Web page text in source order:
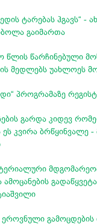
ტარებას ჰგავს“ -
გაიმართა
წლის წარჩინებული
მედლებს უახლოეს
პროგრამაზე
გარდა კიდევ
ეს კვირა ბრწყინვალე
ამოცანების
გამოცდების